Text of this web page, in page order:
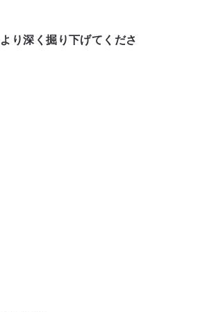
り深く掘り下げてくださ